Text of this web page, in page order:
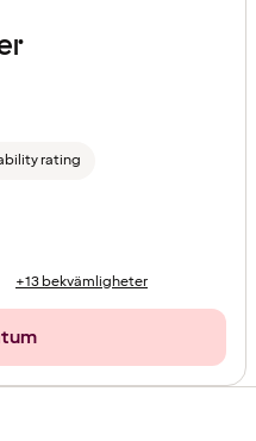
rating
+13 bekvämligheter